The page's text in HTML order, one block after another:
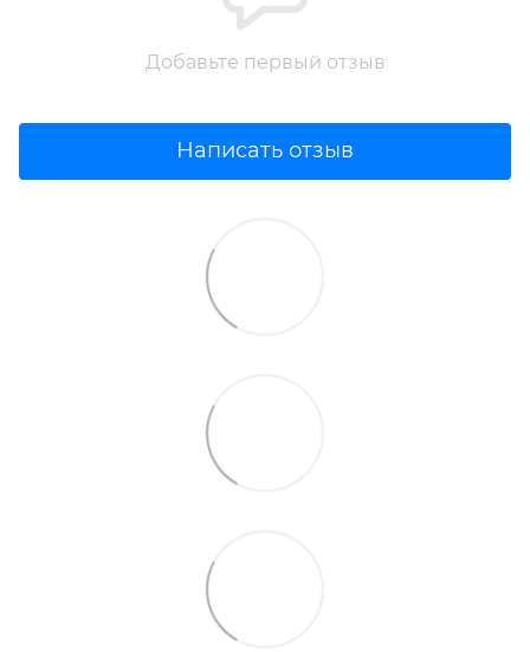
Добавьте первый отзыв
Написать отзыв